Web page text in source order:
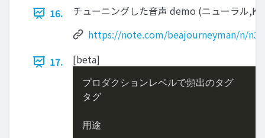
16.
チューニングした音声 demo (ニューラル
https://note.com/beajourneyman/n/
17.
[beta]
プロダクションレベルで頻出のタグ
タグ
用途